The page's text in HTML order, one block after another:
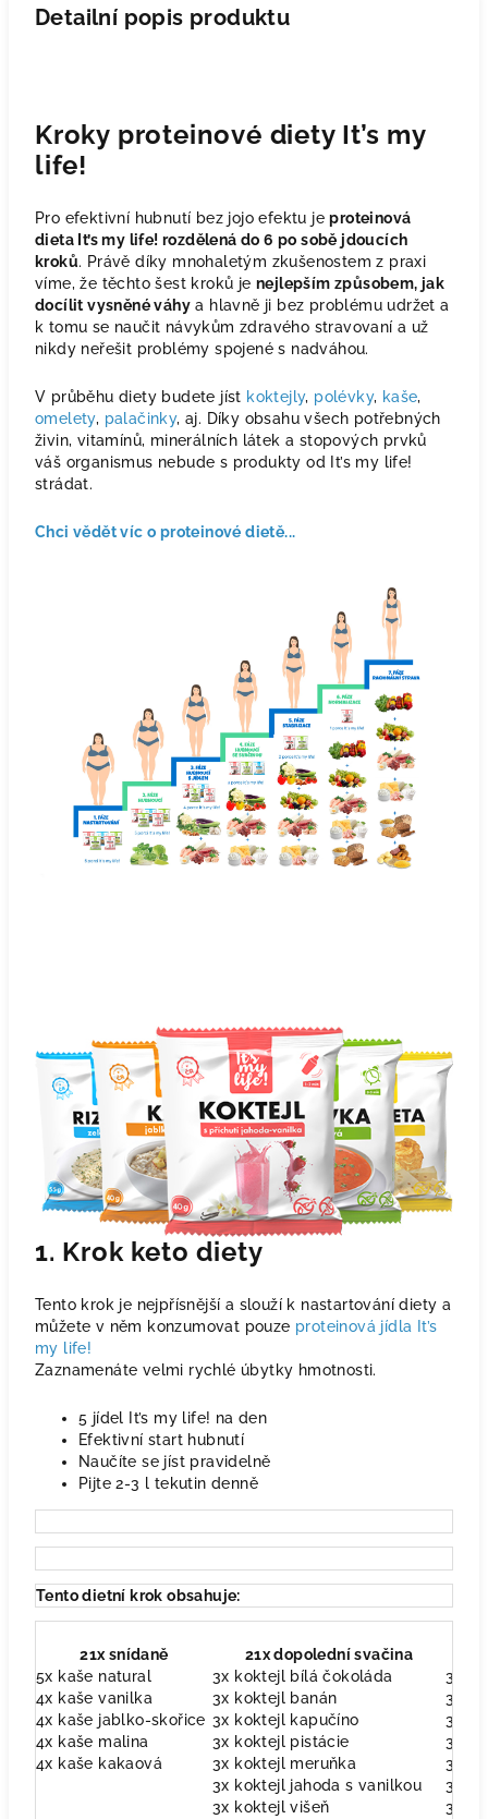
Detailní popis produktu
Kroky proteinové diety It’s my
life!
Pro efektivní hubnutí bez jojo efektu jeproteinová
dieta It’s my life! rozdělená do 6 po sobě jdoucích
kroků. Právě díky mnohaletým zkušenostem z praxi
víme, že těchto šest kroků je nejlepším způsobem, jak
docílit vysněné váhy a hlavně ji bez problému udržet a
k tomu se naučit návykům zdravého stravovaní a už
nikdy neřešit problémy spojené s nadváhou.
V průběhu diety budete jíst koktejly, polévky, kaše,
omelety, palačinky, aj. Díky obsahu všech potřebných
živin, vitamínů, minerálních látek a stopových prvků
váš organismus nebude s produkty od It’s my life!
strádat.
Chci vědět víc o proteinové dietě...
1. Krok keto diety
Tento krok je nejpřísnější a slouží k nastartování diety a
můžete v něm konzumovat pouze proteinová jídla It’s
my life!
Zaznamenáte velmi rychlé úbytky hmotnosti.
5 jídel It’s my life! na den
Efektivní start hubnutí
Naučíte se jíst pravidelně
Pijte 2-3 l tekutin denně
Tento dietní krok obsahuje:
21x snídaně
21x dopolední svačina
5x kaše natural
3x koktejl bílá čokoláda
3x
4x kaše vanilka
3x koktejl banán
3x
4x kaše jablko-skořice 3x koktejl kapučíno
3x
4x kaše malina
3x koktejl pistácie
3x
4x kaše kakaová
3x koktejl meruňka
3x
3x koktejl jahoda s vanilkou
3x
3x koktejl višeň
3x